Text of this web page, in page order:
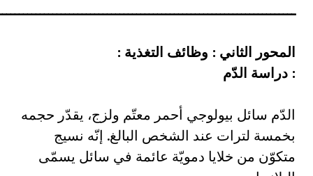
المحور الثاني : وظائف التغذية :
: دراسة الدّم
الدّم سائل بيولوجي أحمر معتّم ولزج، يقدّر حجمه
بخمسة لترات عند الشخص البالغ. إنّه نسيج
متكوّن من خلايا دمويّة عائمة في سائل يسمّى